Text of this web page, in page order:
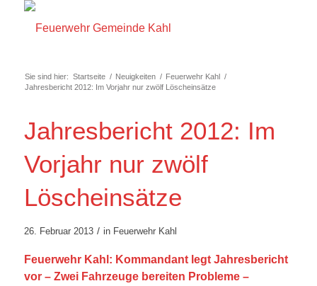
Sie sind hier: Startseite / Neuigkeiten / Feuerwehr Kahl /
Jahresbericht 2012: Im Vorjahr nur zwölf Löscheinsätze
Jahresbericht 2012: Im
Vorjahr nur zwölf
Löscheinsätze
26. Februar 2013 / in Feuerwehr Kahl
Feuerwehr Kahl: Kommandant legt Jahresbericht
vor – Zwei Fahrzeuge bereiten Probleme –